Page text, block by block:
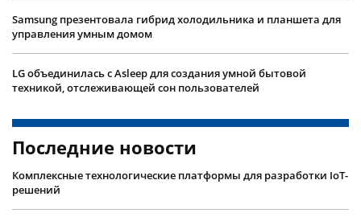
Samsung презентовала гибрид холодильника и планшета для
управления умным домом
LG объединилась с Asleep для создания умной бытовой
техникой, отслеживающей сон пользователей
Последние новости
Комплексные технологические платформы для разработки IoT-
решений